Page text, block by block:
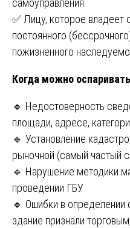
самоуправления.
✅ Лицу, которое владеет
постоянного
пожизненного
Когда можно
🔹 Недостоверность
площади, адресе,
🔹 Установление
рыночной (самый частый
🔹 Нарушение методики
проведении ГБУ.
🔹 Ошибки в определении
здание признали